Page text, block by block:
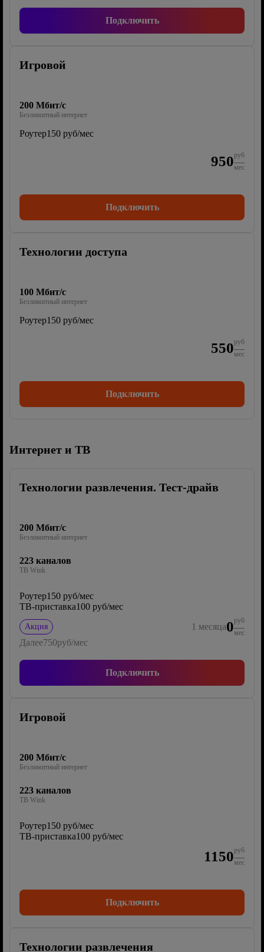
Подключить
Игровой
200 Мбит/с
Безлимитный интернет
Роутер150 руб/мес
950руб
мес
Подключить
Технологии доступа
100 Мбит/с
Безлимитный интернет
Роутер150 руб/мес
550руб
мес
Подключить
Интернет и ТВ
Технологии развлечения. Тест-драйв
200 Мбит/с
Безлимитный интернет
223 каналов
ТВ Wink
Роутер150 руб/мес
ТВ-приставка100 руб/мес
Акция 1 месяца0руб
мес
Далее750руб/мес
Подключить
Игровой
200 Мбит/с
Безлимитный интернет
223 каналов
ТВ Wink
Роутер150 руб/мес
ТВ-приставка100 руб/мес
1150руб
мес
Подключить
Технологии развлечения